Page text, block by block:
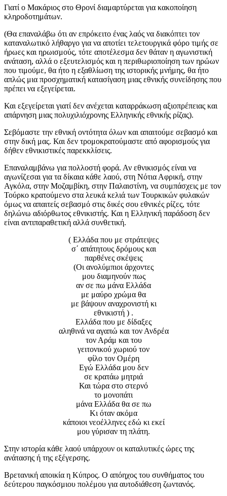
Γιατί ο Μακάριος στο Θρονί διαμαρτύρεται για κακοποίηση
κληροδοτημάτων.
(Θα επαναλάβω ότι αν επρόκειτο ένας λαός να διακόπτει τον
καταναλωτικό λήθαργο για να αποτίει τελετουργικά φόρο τιμής σε
ήρωες και ηρωισμούς, τότε αποτέλεσμα δεν θάταν η αγωνιστική
ανάταση, αλλά ο εξευτελισμός και η περιθωριοποίηση των ηρώων
που τιμούμε, θα ήτο η εξαθλίωση της ιστορικής μνήμης, θα ήτο
απλώς μια προσχηματική κατασίγαση μιας εθνικής συνείδησης που
πρέπει να εξεγείρεται.
Και εξεγείρεται γιατί δεν ανέχεται καταρράκωση αξιοπρέπειας και
απάρνηση μιας πολυχιλιόχρονης Ελληνικής εθνικής ρίζας).
Σεβόμαστε την εθνική οντότητα όλων και απαιτούμε σεβασμό και
στην δική μας. Και δεν τρομοκρατούμαστε από αφορισμούς για
δήθεν εθνικιστικές παρεκκλίσεις.
Επαναλαμβάνω για πολλοστή φορά. Αν εθνικισμός είναι να
αγωνίζεσαι για τα δίκαια κάθε λαού, στη Νότια Αφρική, στην
Αγκόλα, στην Μοζαμβίκη, στην Παλαιστίνη, να συμπάσχεις με τον
Τούρκο κρατούμενο στα λευκά κελιά των Τουρκικών φυλακών
όμως να απαιτείς σεβασμό στις δικές σου εθνικές ρίζες, τότε
δηλώνω αδιόρθωτος εθνικιστής. Και η Ελληνική παράδοση δεν
είναι αντιπαραθετική αλλά συνθετική.
( Ελλάδα που με στράτεψες
σ΄ απάτητους δρόμους και
παρθένες σκέψεις
(Οι ανολύμπιοι άρχοντες
μου διαμηνούν πως
αν σε πω μάνα Ελλάδα
με μαύρο χρώμα θα
με βάψουν αναχρονιστή κι
εθνικιστή ) .
Ελλάδα που με δίδαξες
αληθινά να αγαπώ και τον Ανδρέα
τον Αράμ και του
γειτονικού χωριού τον
φίλο τον Ομέρη
Εγώ Ελλάδα μου δεν
σε κρατάω μητριά
Και τώρα στο στερνό
το μονοπάτι
μάνα Ελλάδα θα σε πω
Κι όταν ακόμα
κάποιοι νεοέλληνες εδώ κι εκεί
μου γύρισαν τη πλάτη.
Στην ιστορία κάθε λαού υπάρχουν οι καταλυτικές ώρες της
ανάτασης ή της εξέγερσης.
Βρετανική αποικία η Κύπρος. Ο απόηχος του συνθήματος του
δεύτερου παγκόσμιου πολέμου για αυτοδιάθεση ζωντανός.